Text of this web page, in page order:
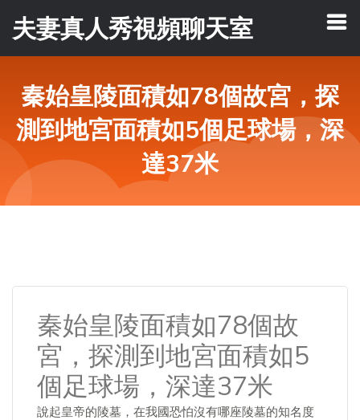
夫妻真人秀視頻聊天室
秦始皇陵面積如78個故宮，探
測到地宮面積如5個足球場，深
達37米
秦始皇陵面積如78個故
宮，探測到地宮面積如5
個足球場，深達37米
說起皇帝的陵墓，在我國恐怕沒有哪座陵墓的知名度